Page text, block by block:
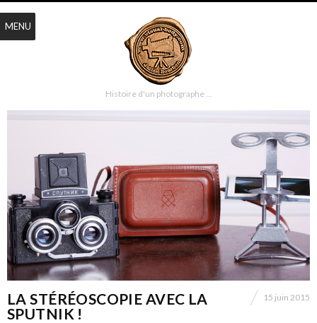
Histoire d'un photographe …
LA STÉRÉOSCOPIE AVEC LA
SPUTNIK !
15 juin 2015
MENU